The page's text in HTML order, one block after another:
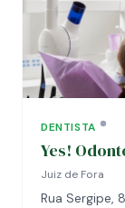
DENTISTA
Yes!
Juiz de Fora
Rua Sergipe,